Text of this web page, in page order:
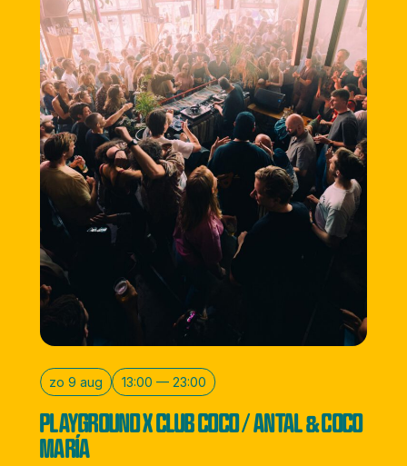
zo 9 aug 13:00 — 23:00
PLAYGROUND X CLUB COCO / ANTAL & COCO
MARÍA